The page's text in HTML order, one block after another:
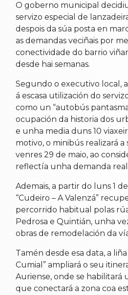
O goberno municipal
servizo especial de
despois da súa posta en
as demandas veciñais por
conectividade do barrio
desde hai semanas.
Segundo o executivo local,
á escasa utilización do
como un “autobús
ocupación da historia dos
e unha media duns 10
motivo, o minibús realizará a
venres 29 de maio, ao
reflectía unha demanda
Ademais, a partir do luns 1
“Cudeiro – A Valenzá”
percorrido habitual polas
Pedrosa e Quintián, unha
obras de remodelación da
Tamén desde esa data, a
Cumial” ampliará o seu
Auriense, onde se habilitará
que conectará a zona coa